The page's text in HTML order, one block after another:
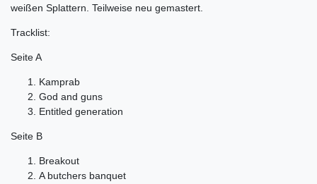
weißen Splattern. Teilweise neu gemastert.
Tracklist:
Seite A
Kamprab
God and guns
Entitled generation
Seite B
Breakout
A butchers banquet